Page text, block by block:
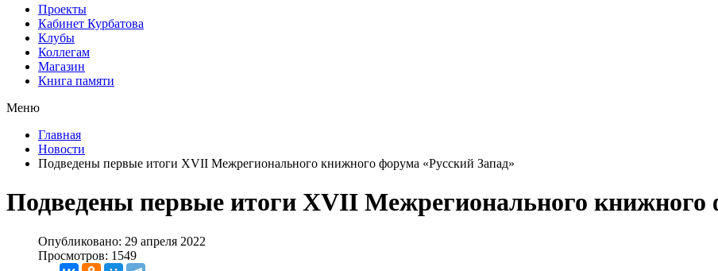
Проекты
Кабинет Курбатова
Клубы
Коллегам
Магазин
Книга памяти
Меню
Главная
Новости
Подведены первые итоги XVII Межрегионального книжного форума «Русский Запад»
Подведены первые итоги XVII Межрегионального книжного
Опубликовано: 29 апреля 2022
Просмотров: 1549